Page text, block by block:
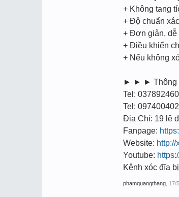
+ Không tang
+ Độ chuẩn
+ Đơn giản, dễ
+ Điều khiển
+ Nếu không
► ► ► Thông
Tel:
Tel:
Địa Chỉ: 19 lê
Fanpage:
Website:
Youtube:
Kênh xóc đĩa
phamquangthang 17/